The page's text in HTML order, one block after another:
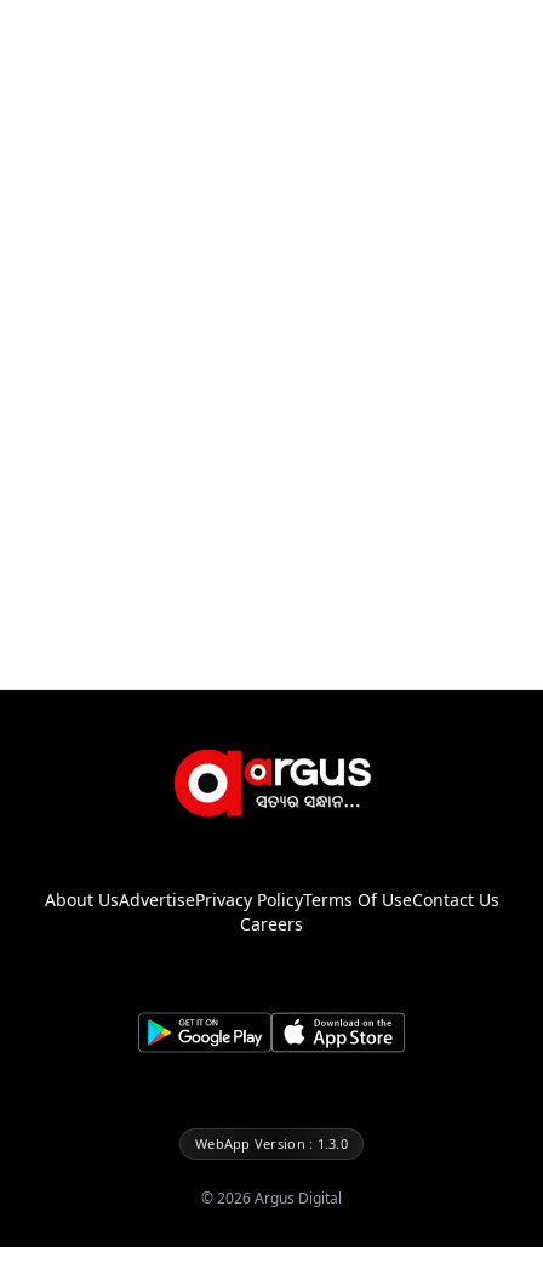
About UsAdvertisePrivacy PolicyTerms Of UseContact Us
Careers
WebApp Version : 1.3.0
©2026Argus Digital